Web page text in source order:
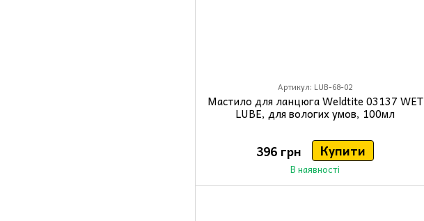
Артикул: LUB-68-02
Мастило для ланцюга Weldtite 03137 WET
LUBE, для вологих умов, 100мл
396 грн Купити
В наявності